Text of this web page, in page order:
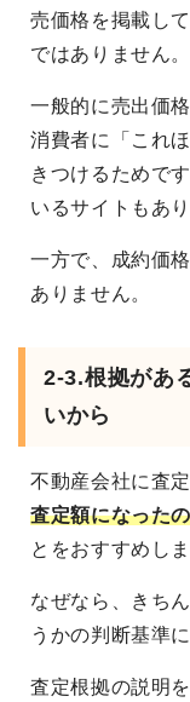
売価格を掲載し
ではありません。
一般的に売出価
消費者に「これ
きつけるためで
いるサイトもあり
一方で、成約価
ありません。
2-3.根拠があ
いから
不動産会社に査
査定額になった
とをおすすめしま
なぜなら、きち
うかの判断基準
査定根拠の説明